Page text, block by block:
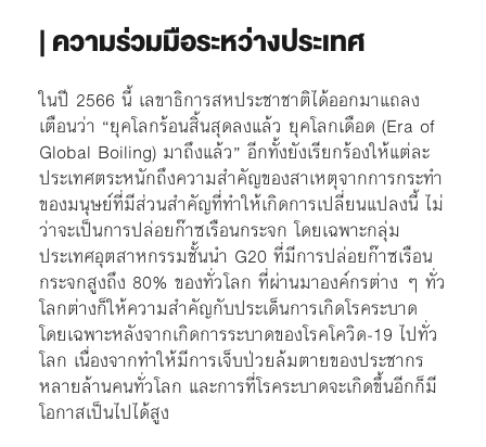
|ความร่วมมือระหว่างประเทศ
ในปี 2566 นี้ เลขาธิการสหประชาชาติได้ออกมาแถลง
เตือนว่า “ยุคโลกร้อนสิ้นสุดลงแล้ว ยุคโลกเดือด (Era of
Global Boiling) มาถึงแล้ว” อีกทั้งยังเรียกร้องให้แต่ละ
ประเทศตระหนักถึงความสำคัญของสาเหตุจากการกระทำ
ของมนุษย์ที่มีส่วนสำคัญที่ทำให้เกิดการเปลี่ยนแปลงนี้ ไม่
ว่าจะเป็นการปล่อยก๊าซเรือนกระจก โดยเฉพาะกลุ่ม
ประเทศอุตสาหกรรมชั้นนำ G20 ที่มีการปล่อยก๊าซเรือน
กระจกสูงถึง 80% ของทั่วโลก ที่ผ่านมาองค์กรต่าง ๆ ทั่ว
โลกต่างก็ให้ความสำคัญกับประเด็นการเกิดโรคระบาด
โดยเฉพาะหลังจากเกิดการระบาดของโรคโควิด-19 ไปทั่ว
โลก เนื่องจากทำให้มีการเจ็บป่วยล้มตายของประชากร
หลายล้านคนทั่วโลก และการที่โรคระบาดจะเกิดขึ้นอีกก็มี
โอกาสเป็นไปได้สูง